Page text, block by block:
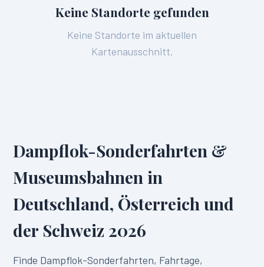
Keine Standorte gefunden
Keine Standorte im aktuellen
Kartenausschnitt.
Dampflok-Sonderfahrten &
Museumsbahnen in
Deutschland, Österreich und
der Schweiz 2026
Finde Dampflok-Sonderfahrten, Fahrtage,